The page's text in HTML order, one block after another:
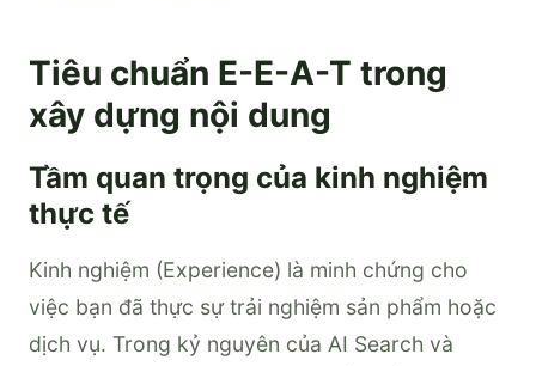
Tiêu chuẩn E-E-A-T trong
xây dựng nội dung
Tầm quan trọng của kinh nghiệm
thực tế
Kinh nghiệm (Experience) là minh chứng cho
việc bạn đã thực sự trải nghiệm sản phẩm hoặc
dịch vụ. Trong kỷ nguyên của AI Search và